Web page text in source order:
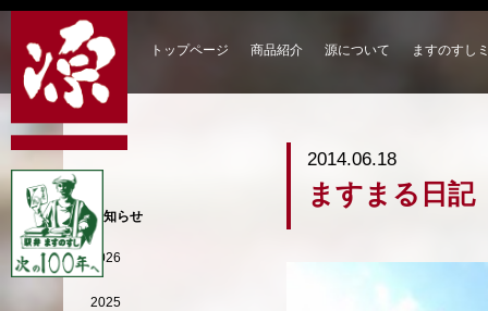
トップページ 商品紹介 源について ますのすし
2014.06.18
ますまる日記
お知らせ
2026
2025